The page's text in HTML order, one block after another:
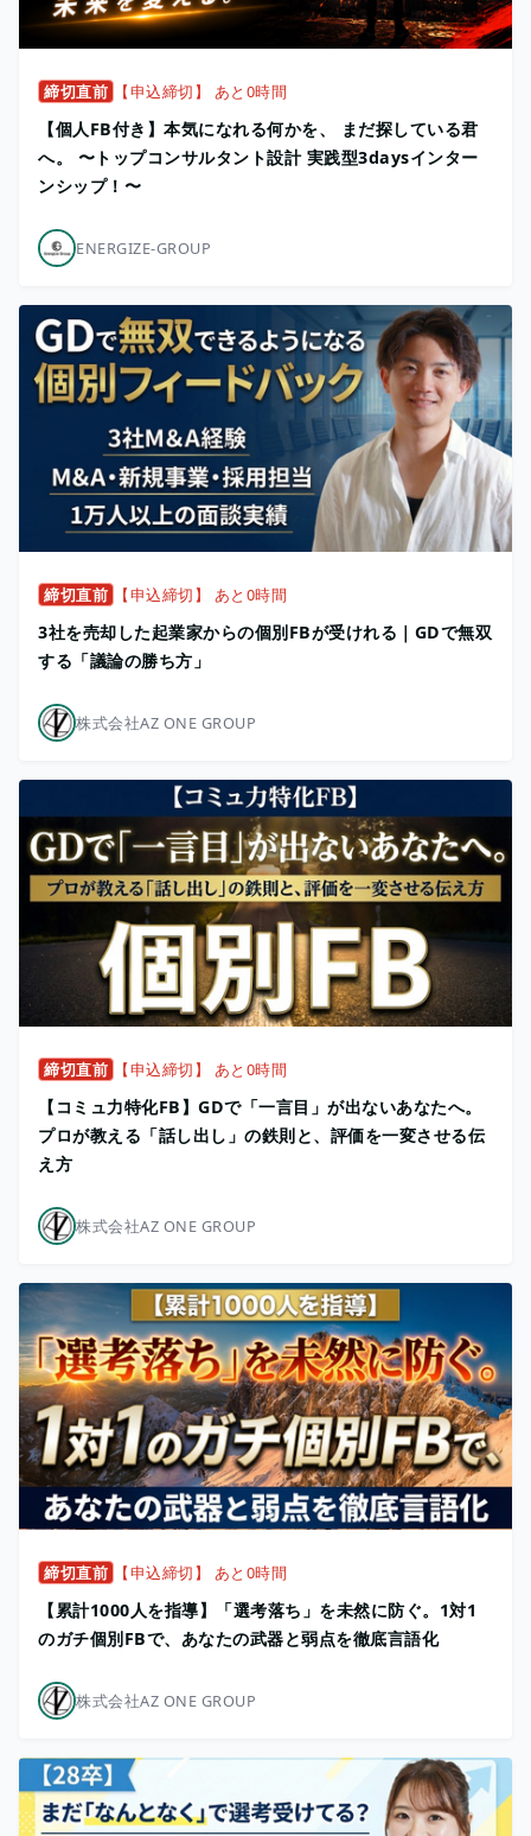
締切直前 【申込締切】 あと0時間
【個人FB付き】本気になれる何かを、 まだ探している君
へ。 〜トップコンサルタント設計 実践型3daysインター
ンシップ！〜
ENERGIZE-GROUP
締切直前 【申込締切】 あと0時間
3社を売却した起業家からの個別FBが受けれる｜GDで無双
する「議論の勝ち方」
株式会社AZ ONE GROUP
締切直前 【申込締切】 あと0時間
【コミュ力特化FB】GDで「一言目」が出ないあなたへ。
プロが教える「話し出し」の鉄則と、評価を一変させる伝
え方
株式会社AZ ONE GROUP
締切直前 【申込締切】 あと0時間
【累計1000人を指導】「選考落ち」を未然に防ぐ。1対1
のガチ個別FBで、あなたの武器と弱点を徹底言語化
株式会社AZ ONE GROUP